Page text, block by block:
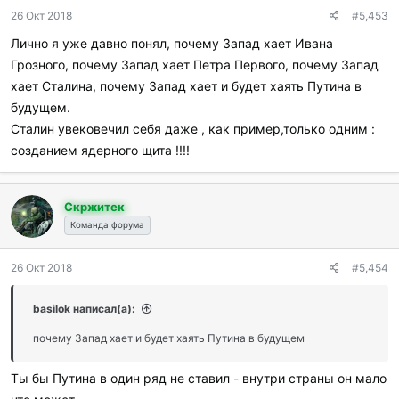
безопасности», крупные фармацевтические корпорации,
крупные образовательные фирмы, группы защиты гражданских
прав, черные, индейцы, евреи, «глубинное государство»,
государственные чиновники, профсоюзы, неоконсерваторы,
популисты, христианские фундаменталисты, атеисты,
противники абортов, защитники права на смерть, «зеленые»,
юристы, гомосексуалисты, женщины, «дети нулевых», бэйби-
бумеры, «синие воротнички"/"белые воротнички», незаконные
суть в том, что уже длительное время невозможно
согласовать и примирить противоборствующие повестки дня
этих разрозненных групп. Отличие сегодняшнего дня состоит в
том, что мы де-факто находимся в состоянии войны друг с
другом. А является ли это войной слов или фактическими
когда это происходит, то одна сторона с легкостью
демонизирует другую. Насилие всегда следует за
26 Окт 2018 #5,453
Лично я уже давно понял, почему Запад хает Ивана
Грозного, почему Запад хает Петра Первого, почему Запад
хает Сталина, почему Запад хает и будет хаять Путина в
будущем.
Сталин увековечил себя даже , как пример,только одним :
созданием ядерного щита !!!!
Скржитек
Команда форума
26 Окт 2018 #5,454
basilok написал(а):
почему Запад хает и будет хаять Путина в будущем
Ты бы Путина в один ряд не ставил - внутри страны он мало